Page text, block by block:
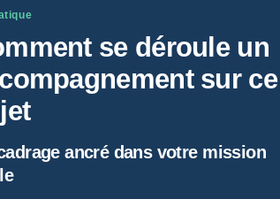
se déroule un
sur ce
ancré dans votre mission